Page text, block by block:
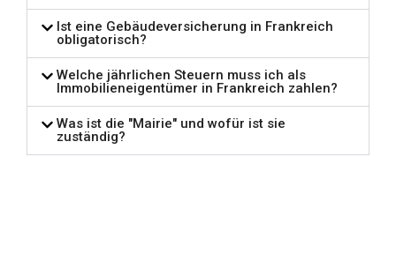
Ist eine Gebäudeversicherung in Frankreich
obligatorisch?
Welche jährlichen Steuern muss ich als
Immobilieneigentümer in Frankreich zahlen?
Was ist die "Mairie" und wofür ist sie
zuständig?